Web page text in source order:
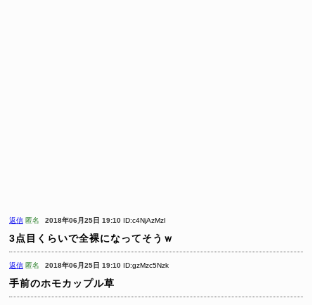
返信 匿名 2018年06月25日 19:10 ID:c4NjAzMzI
3点目くらいで全裸になってそうｗ
返信 匿名 2018年06月25日 19:10 ID:gzMzc5Nzk
手前のホモカップル草